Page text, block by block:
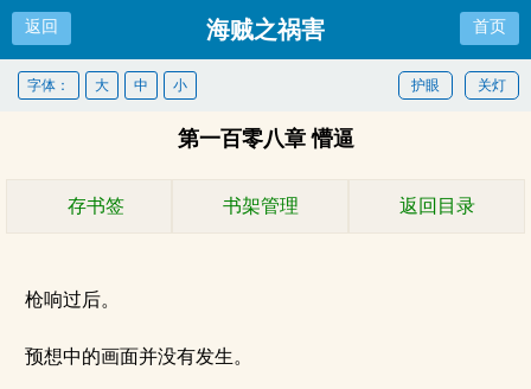
返回 海贼之祸害 首页
关灯
护眼
字体： 大 中 小
第一百零八章 懵逼
存书签 书架管理 返回目录
枪响过后。
预想中的画面并没有发生。